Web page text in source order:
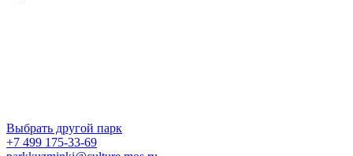
Выбрать другой парк
+7 499 175-33-69